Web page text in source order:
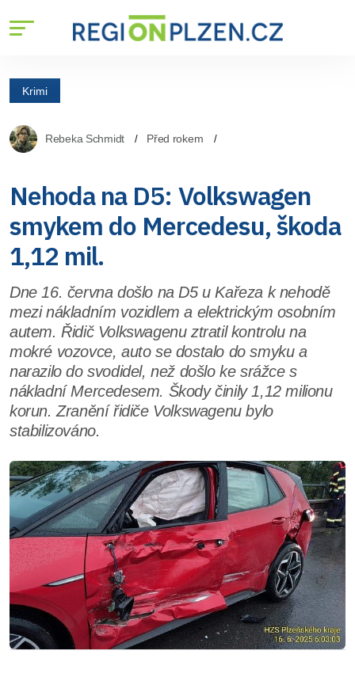
Krimi
Rebeka Schmidt Před rokem
Nehoda na D5: Volkswagen
smykem do Mercedesu, škoda
1,12 mil.
Dne 16. června došlo na D5 u Kařeza k nehodě
mezi nákladním vozidlem a elektrickým osobním
autem. Řidič Volkswagenu ztratil kontrolu na
mokré vozovce, auto se dostalo do smyku a
narazilo do svodidel, než došlo ke srážce s
nákladní Mercedesem. Škody činily 1,12 milionu
korun. Zranění řidiče Volkswagenu bylo
stabilizováno.